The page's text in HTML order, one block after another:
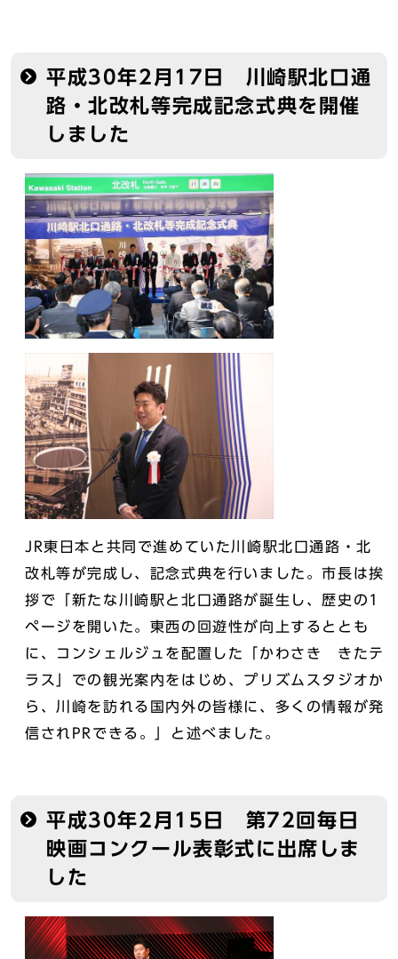
平成30年2月17日 川崎駅北口通
路・北改札等完成記念式典を開催
しました
JR東日本と共同で進めていた川崎駅北口通路・北
改札等が完成し、記念式典を行いました。市長は挨
拶で「新たな川崎駅と北口通路が誕生し、歴史の1
ページを開いた。東西の回遊性が向上するととも
に、コンシェルジュを配置した「かわさき きたテ
ラス」での観光案内をはじめ、プリズムスタジオか
ら、川崎を訪れる国内外の皆様に、多くの情報が発
信されPRできる。」と述べました。
平成30年2月15日 第72回毎日
映画コンクール表彰式に出席しま
した